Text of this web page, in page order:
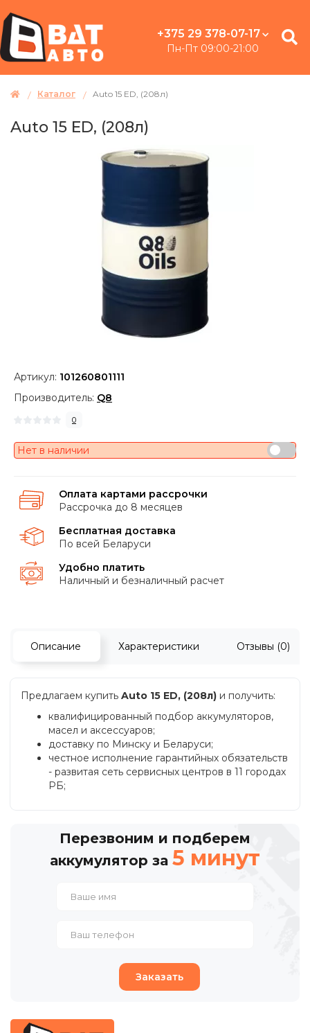
+375 29 378-07-17
Пн-Пт 09:00-21:00
Каталог Auto 15 ED, (208л)
Auto 15 ED, (208л)
Артикул: 101260801111
Производитель: Q8
0
Нет в наличии
Оплата картами рассрочки
Рассрочка до 8 месяцев
Бесплатная доставка
По всей Беларуси
Удобно платить
Наличный и безналичный расчет
Описание Характеристики Отзывы (0)
Предлагаем купить Auto 15 ED, (208л) и получить:
квалифицированный подбор аккумуляторов,
масел и аксессуаров;
доставку по Минску и Беларуси;
честное исполнение гарантийных обязательств
- развитая сеть сервисных центров в 11 городах
РБ;
Перезвоним и подберем
аккумулятор за 5 минут
Заказать